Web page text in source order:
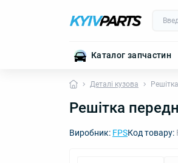
Каталог запчастин
Деталі кузова
Решітка
Виробник: FPSКод товару: